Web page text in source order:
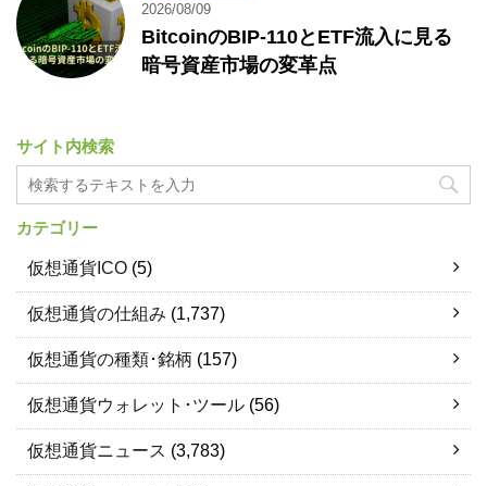
2026/08/09
BitcoinのBIP-110とETF流入に見る
暗号資産市場の変革点
サイト内検索
カテゴリー
仮想通貨ICO (5)
仮想通貨の仕組み (1,737)
仮想通貨の種類･銘柄 (157)
仮想通貨ウォレット･ツール (56)
仮想通貨ニュース (3,783)